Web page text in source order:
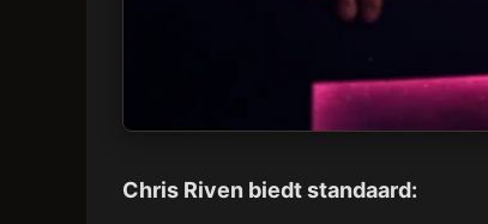
Chris Riven biedt standaard: